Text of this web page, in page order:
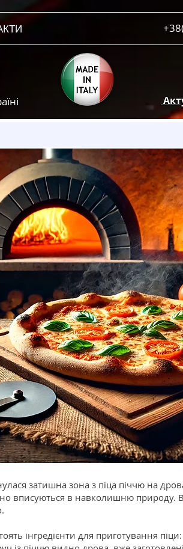
затишна зона з піца піччю на
вписуються в навколишню природу.
інгредієнти для приготування